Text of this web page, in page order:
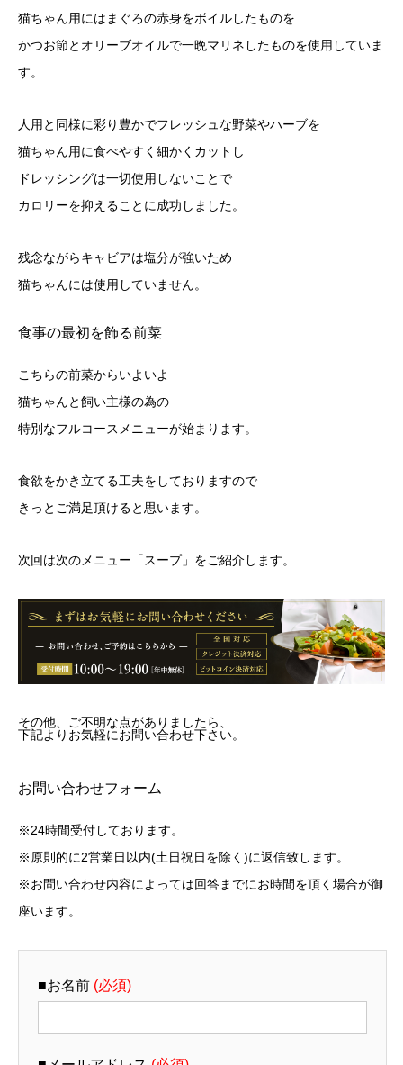
猫ちゃん用にはまぐろの赤身をボイルしたものを
かつお節とオリーブオイルで一晩マリネしたものを使用していま
す。
人用と同様に彩り豊かでフレッシュな野菜やハーブを
猫ちゃん用に食べやすく細かくカットし
ドレッシングは一切使用しないことで
カロリーを抑えることに成功しました。
残念ながらキャビアは塩分が強いため
猫ちゃんには使用していません。
食事の最初を飾る前菜
こちらの前菜からいよいよ
猫ちゃんと飼い主様の為の
特別なフルコースメニューが始まります。
食欲をかき立てる工夫をしておりますので
きっとご満足頂けると思います。
次回は次のメニュー「スープ」をご紹介します。
その他、ご不明な点がありましたら、
下記よりお気軽にお問い合わせ下さい。
お問い合わせフォーム
※24時間受付しております。
※原則的に2営業日以内(土日祝日を除く)に返信致します。
※お問い合わせ内容によっては回答までにお時間を頂く場合が御
座います。
■お名前 (必須)